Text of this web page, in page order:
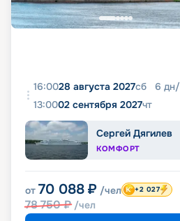
16:0028 августа 2027сб 6 дн/
13:0002 сентября 2027чт
Сергей Дягилев
КОМФОРТ
от 70 088 ₽ /чел
78 750₽ /чел
+2 027